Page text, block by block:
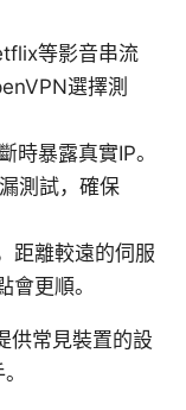
等影音串流
選擇測
時暴露真實IP。
測試，確保
距離較遠的伺服
更順。
供常見裝置的設